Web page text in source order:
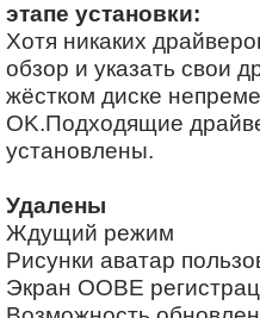
этапе установки:
Хотя никаких
обзор и указать свои
жёстком диске
OK.Подходящие
установлены.
Удалены
Ждущий режим
Рисунки аватар
Экран OOBE